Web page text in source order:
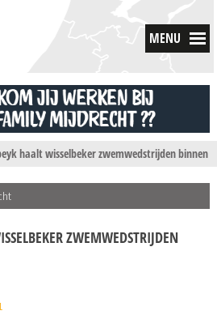
MENU
haalt wisselbeker zwemwedstrijden binnen
ZWEMWEDSTRIJDEN